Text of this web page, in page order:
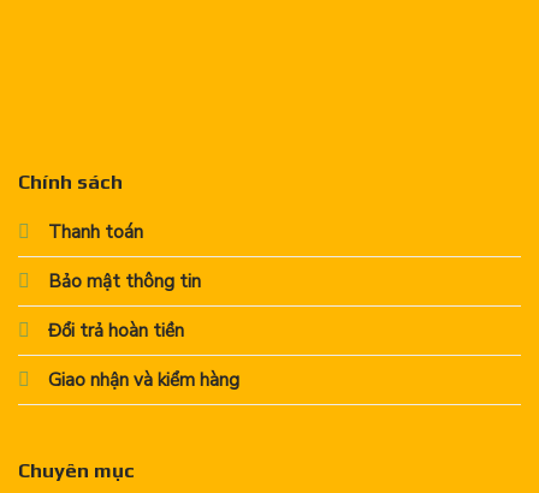
Chính sách
Thanh toán
Bảo mật thông tin
Đổi trả hoàn tiền
Giao nhận và kiểm hàng
Chuyên mục